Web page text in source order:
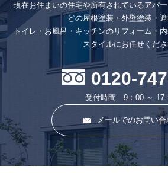
現在お住まいの住宅や所有されているアパ
どの屋根塗装・外壁塗装・遮
トイレ・お風呂・キッチンのリフォーム・
スタイルにお任せくだ
0120-
受付時間 9：00 ～ 17
メールでのお問い